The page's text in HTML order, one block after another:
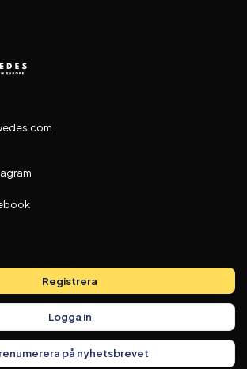
Registrera
Logga in
på nyhetsbrevet